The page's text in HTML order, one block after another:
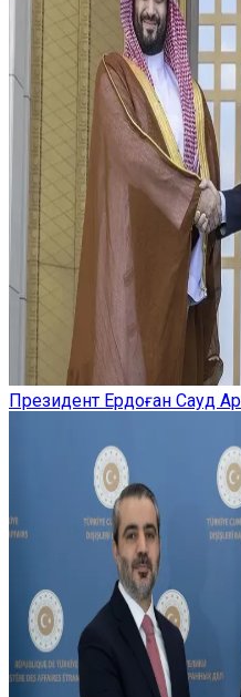
Президент Ердоған Сауд